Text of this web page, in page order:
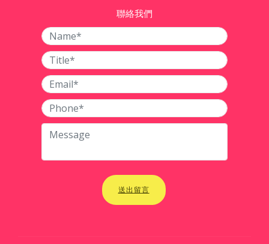
聯絡我們
送出留言